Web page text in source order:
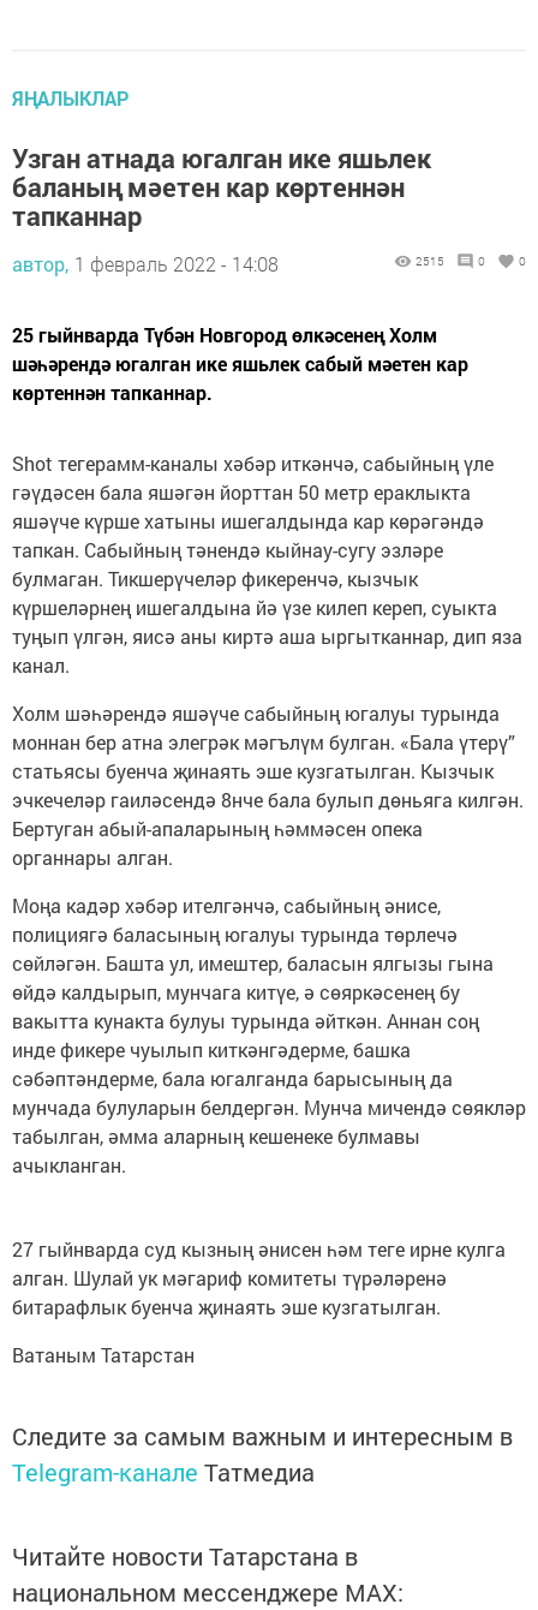
ЯҢАЛЫКЛАР
Узган атнада югалган ике яшьлек
баланың мәетен кар көртеннән
тапканнар
автор, 1 февраль 2022 - 14:08 2515 0 0
25 гыйнварда Түбән Новгород өлкәсенең Холм
шәһәрендә югалган ике яшьлек сабый мәетен кар
көртеннән тапканнар.
Shot тегерамм-каналы хәбәр иткәнчә, сабыйның үле
гәүдәсен бала яшәгән йорттан 50 метр ераклыкта
яшәүче күрше хатыны ишегалдында кар көрәгәндә
тапкан. Сабыйның тәнендә кыйнау-сугу эзләре
булмаган. Тикшерүчеләр фикеренчә, кызчык
күршеләрнең ишегалдына йә үзе килеп кереп, суыкта
туңып үлгән, яисә аны киртә аша ыргытканнар, дип яза
канал.
Холм шәһәрендә яшәүче сабыйның югалуы турында
моннан бер атна элегрәк мәгълүм булган. «Бала үтерү”
статьясы буенча җинаять эше кузгатылган. Кызчык
эчкечеләр гаиләсендә 8нче бала булып дөньяга килгән.
Бертуган абый-апаларының һәммәсен опека
органнары алган.
Моңа кадәр хәбәр ителгәнчә, сабыйның әнисе,
полициягә баласының югалуы турында төрлечә
сөйләгән. Башта ул, имештер, баласын ялгызы гына
өйдә калдырып, мунчага китүе, ә сөяркәсенең бу
вакытта кунакта булуы турында әйткән. Аннан соң
инде фикере чуылып киткәнгәдерме, башка
сәбәптәндерме, бала югалганда барысының да
мунчада булуларын белдергән. Мунча мичендә сөякләр
табылган, әмма аларның кешенеке булмавы
ачыкланган.
27 гыйнварда суд кызның әнисен һәм теге ирне кулга
алган. Шулай ук мәгариф комитеты түрәләренә
битарафлык буенча җинаять эше кузгатылган.
Ватаным Татарстан
Следите за самым важным и интересным в
Telegram-канале Татмедиа
Читайте новости Татарстана в
национальном мессенджере MАХ: